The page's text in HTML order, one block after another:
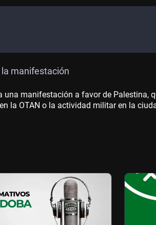
manifestación
manifestación a favor de Palestina,
la OTAN o la actividad militar en la